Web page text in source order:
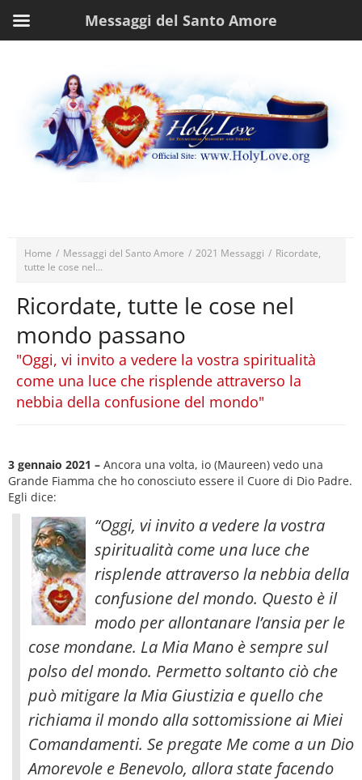
Home / Messaggi del Santo Amore / 2021 Messaggi / Ricordate,
tutte le cose nel...
Ricordate, tutte le cose nel
mondo passano
"Oggi, vi invito a vedere la vostra spiritualità
come una luce che risplende attraverso la
nebbia della confusione del mondo"
3 gennaio 2021 – Ancora una volta, io (Maureen) vedo una
Grande Fiamma che ho conosciuto essere il Cuore di Dio Padre.
Egli dice:
“Oggi, vi invito a vedere la vostra
spiritualità come una luce che
risplende attraverso la nebbia della
confusione del mondo. Questo è il
modo per allontanare l’ansia per le
cose mondane. La Mia Mano è sempre sul
polso del mondo. Permetto soltanto ciò che
può mitigare la Mia Giustizia e quello che
richiama il mondo alla sottomissione ai Miei
Comandamenti. Se pregate Me come a un Dio
Amorevole e Benevolo, allora state facendo
Messaggi del Santo Amore